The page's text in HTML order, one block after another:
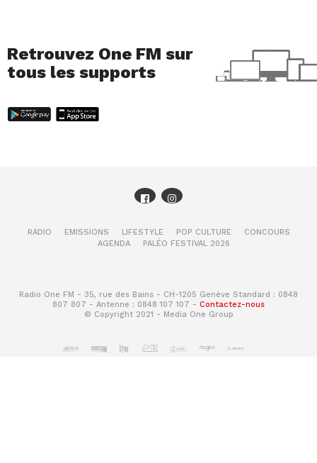
Retrouvez One FM sur
tous les supports
RADIO EMISSIONS LIFESTYLE POP CULTURE
CONCOURS
AGENDA
PALÉO FESTIVAL 2026
Radio One FM - 35, rue des Bains - CH-1205 Genève Standard : 0848
807 807 - Antenne : 0848 107 107 - Contactez-nous
© Copyright 2021 - Media One Group